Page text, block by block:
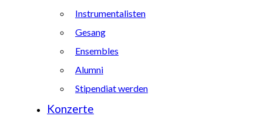
Instrumentalisten
Gesang
Ensembles
Alumni
Stipendiat werden
Konzerte